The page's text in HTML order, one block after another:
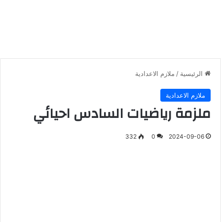
الرئيسية / ملازم الاعدادية
ملازم الاعدادية
ملزمة رياضيات السادس احيائي
2024-09-06
0
332